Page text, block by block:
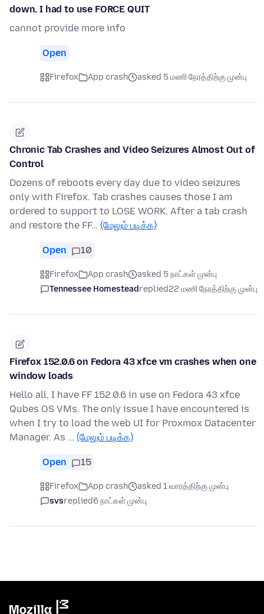
down. I had to use FORCE QUIT
cannot provide more info
Open
Firefox App crash asked 5 மணி நேரத்திற்கு முன்பு
Chronic Tab Crashes and Video Seizures Almost Out of
Control
Dozens of reboots every day due to video seizures
only with Firefox. Tab crashes causes those I am
ordered to support to LOSE WORK. After a tab crash
and restore the FF… (மேலும் படிக்க)
Open 10
Firefox App crash
asked 5 நாட்கள் முன்பு
Tennessee Homesteadreplied22 மணி நேரத்திற்கு முன்பு
Firefox 152.0.6 on Fedora 43 xfce vm crashes when one
window loads
Hello all, I have FF 152.0.6 in use on Fedora 43 xfce
Qubes OS VMs. The only issue I have encountered is
when I try to load the web UI for Proxmox Datacenter
Manager. As … (மேலும் படிக்க)
Open 15
Firefox App crash
asked 1 வாரத்திற்கு முன்பு
svsreplied6 நாட்கள் முன்பு